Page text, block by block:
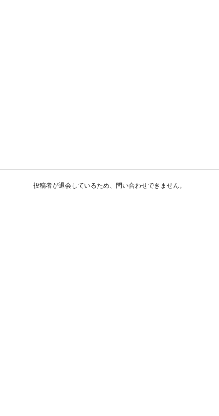
投稿者が退会しているため、問い合わせできません。